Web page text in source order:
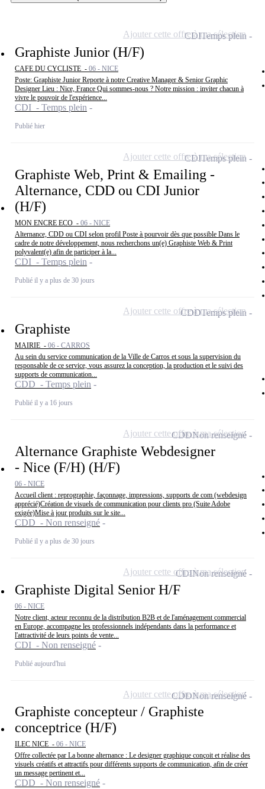
Graphiste Junior (H/F)
CAFE DU CYCLISTE - 06 - NICE
Poste: Graphiste Junior Reporte à notre Creative Manager & Senior Graphic
Designer Lieu : Nice, France Qui sommes-nous ? Notre mission : inviter chacun à
vivre le pouvoir de l'expérience...
CDI - Temps plein
Publié hier
CDITemps plein
Ajouter cette offre à ma sélection
Graphiste Web, Print & Emailing -
Alternance, CDD ou CDI Junior
(H/F)
MON ENCRE ECO - 06 - NICE
Alternance, CDD ou CDI selon profil Poste à pourvoir dès que possible Dans le
cadre de notre développement, nous recherchons un(e) Graphiste Web & Print
polyvalent(e) afin de participer à la...
CDI - Temps plein
Publié il y a plus de 30 jours
CDITemps plein
Ajouter cette offre à ma sélection
Graphiste
MAIRIE - 06 - CARROS
Au sein du service communication de la Ville de Carros et sous la supervision du
responsable de ce service, vous assurez la conception, la production et le suivi des
supports de communication...
CDD - Temps plein
Publié il y a 16 jours
CDDTemps plein
Ajouter cette offre à ma sélection
Alternance Graphiste Webdesigner
- Nice (F/H) (H/F)
06 - NICE
Accueil client : reprographie, façonnage, impressions, supports de com (webdesign
apprécié)Création de visuels de communication pour clients pro (Suite Adobe
exigée)Mise à jour produits sur le site...
CDD - Non renseigné
Publié il y a plus de 30 jours
CDDNon renseigné
Ajouter cette offre à ma sélection
Graphiste Digital Senior H/F
06 - NICE
Notre client, acteur reconnu de la distribution B2B et de l'aménagement commercial
en Europe, accompagne les professionnels indépendants dans la performance et
l'attractivité de leurs points de vente...
CDI - Non renseigné
Publié aujourd'hui
CDINon renseigné
Ajouter cette offre à ma sélection
Graphiste concepteur / Graphiste
conceptrice (H/F)
ILEC NICE - 06 - NICE
Offre collectée par La bonne alternance : Le designer graphique conçoit et réalise des
visuels créatifs et attractifs pour différents supports de communication, afin de créer
un message pertinent et...
CDD - Non renseigné
CDDNon renseigné
Ajouter cette offre à ma sélection